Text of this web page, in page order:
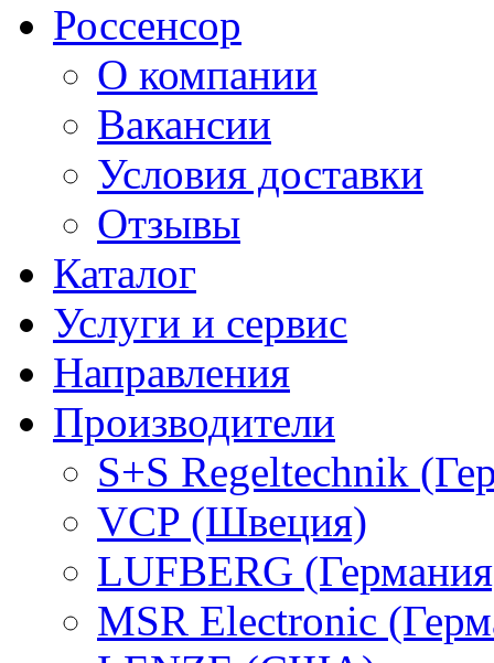
Россенсор
О компании
Вакансии
Условия доставки
Отзывы
Каталог
Услуги и сервис
Направления
Производители
S+S Regeltechnik
VCP (Швеция)
LUFBERG
MSR Electronic